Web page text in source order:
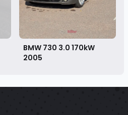
BMW 730 3.0 170kW
2005